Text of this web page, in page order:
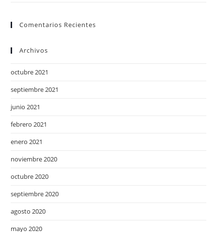
Comentarios Recientes
Archivos
octubre 2021
septiembre 2021
junio 2021
febrero 2021
enero 2021
noviembre 2020
octubre 2020
septiembre 2020
agosto 2020
mayo 2020